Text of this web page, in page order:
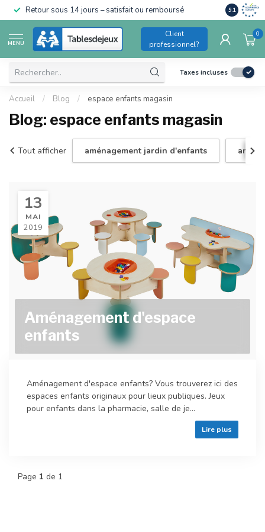
Retour sous 14 jours – satisfait ou remboursé Conforme
pour
9.1
MENU
Client
professionnel?
0
Taxes incluses
Accueil / Blog / espace enfants magasin
Blog: espace enfants magasin
Tout afficher aménagement jardin d'enfants
13
MAI
2019
Aménagement d'espace
enfants
Aménagement d'espace enfants? Vous trouverez ici des
espaces enfants originaux pour lieux publiques. Jeux
pour enfants dans la pharmacie, salle de je...
Lire plus
Page 1 de 1